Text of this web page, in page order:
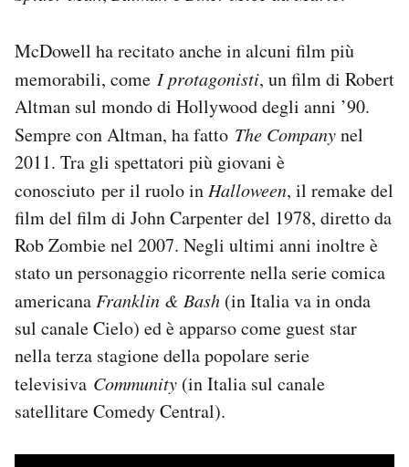
McDowell ha recitato anche in alcuni film più
memorabili, come I protagonisti, un film di Robert
Altman sul mondo di Hollywood degli anni ’90.
Sempre con Altman, ha fatto The Companynel
2011. Tra gli spettatori più giovani è
conosciuto per il ruolo in Halloween, il remake del
film del film di John Carpenter del 1978, diretto da
Rob Zombie nel 2007. Negli ultimi anni inoltre è
stato un personaggio ricorrente nella serie comica
americana Franklin & Bash (in Italia va in onda
sul canale Cielo) ed è apparso come guest star
nella terza stagione della popolare serie
televisiva Community (in Italia sul canale
satellitare Comedy Central).